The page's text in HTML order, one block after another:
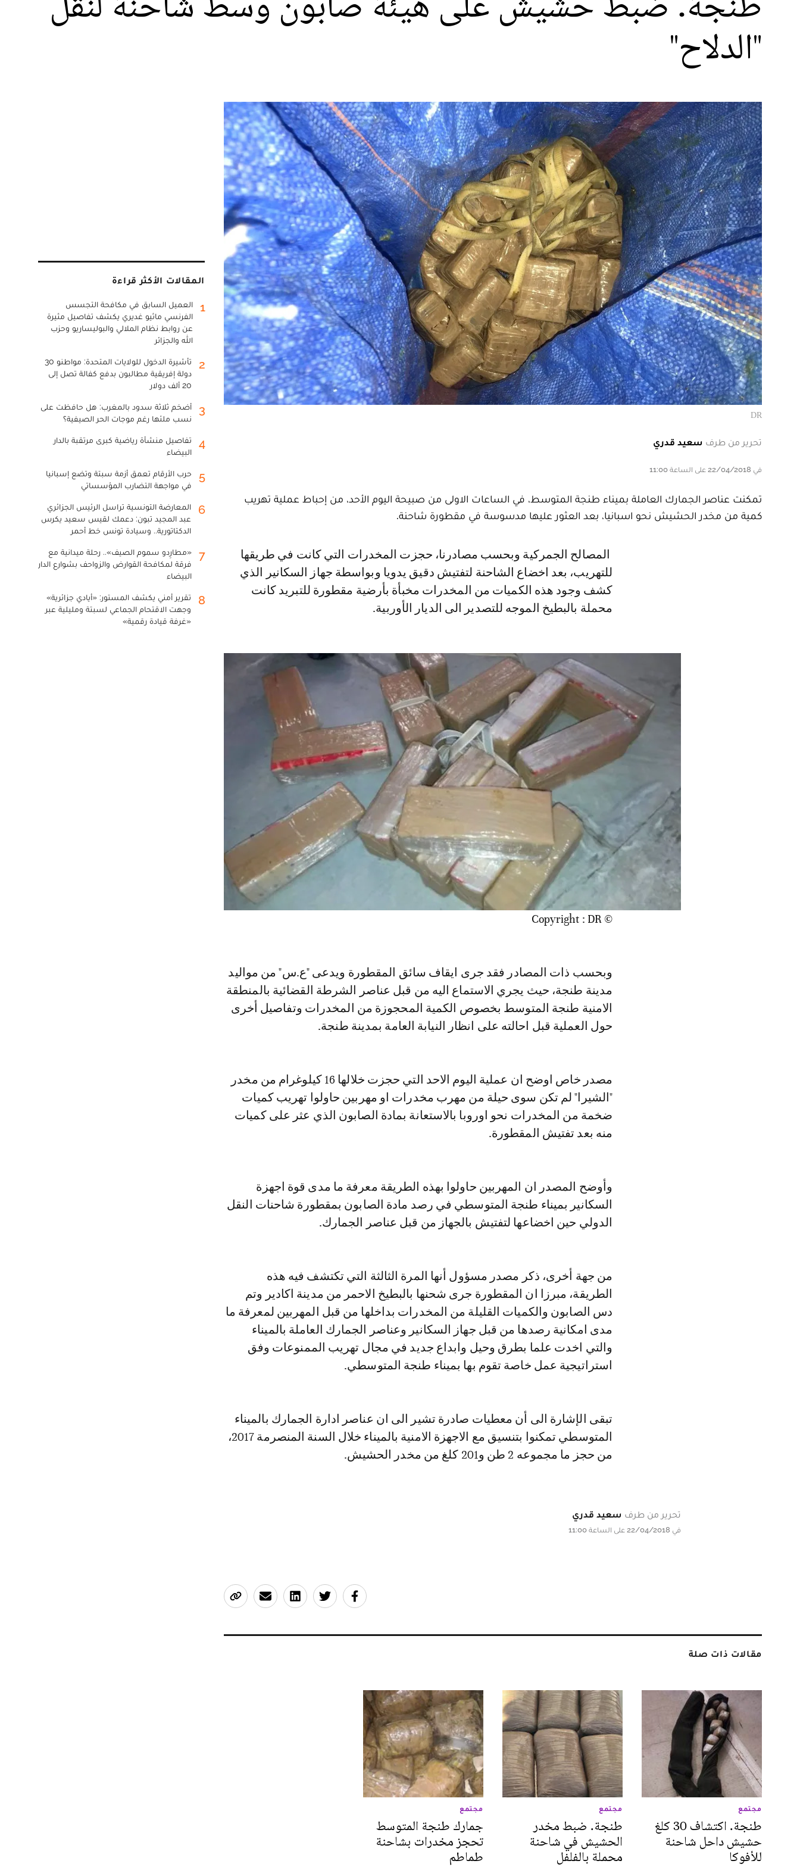
"الدلاح"
DR
تحرير من طرف سعيد قدري
في 22/04/2018 على الساعة 11:00
تمكنت عناصر الجمارك العاملة بميناء طنجة المتوسط، في الساعات الاولى من صبيحة اليوم الأحد، من إحباط عملية تهريب
كمية من مخدر الحشيش نحو اسبانيا، بعد العثور عليها مدسوسة في مقطورة شاحنة.
المصالح الجمركية وبحسب مصادرنا، حجزت المخدرات التي كانت في طريقها
للتهريب، بعد اخضاع الشاحنة لتفتيش دقيق يدويا وبواسطة جهاز السكانير الذي
كشف وجود هذه الكميات من المخدرات مخبأة بأرضية مقطورة للتبريد كانت
محملة بالبطيخ الموجه للتصدير الى الديار الأوربية.
© Copyright : DR
وبحسب ذات المصادر فقد جرى ايقاف سائق المقطورة ويدعى "ع.س" من مواليد
مدينة طنجة، حيث يجري الاستماع اليه من قبل عناصر الشرطة القضائية بالمنطقة
الامنية طنجة المتوسط بخصوص الكمية المحجوزة من المخدرات وتفاصيل أخرى
حول العملية قبل احالته على انظار النيابة العامة بمدينة طنجة.
مصدر خاص اوضح ان عملية اليوم الاحد التي حجزت خلالها 16 كيلوغرام من مخدر
"الشيرا" لم تكن سوى حيلة من مهرب مخدرات او مهربين حاولوا تهريب كميات
ضخمة من المخدرات نحو اوروبا بالاستعانة بمادة الصابون الذي عثر على كميات
منه بعد تفتيش المقطورة.
وأوضح المصدر ان المهربين حاولوا بهذه الطريقة معرفة ما مدى قوة اجهزة
السكانير بميناء طنجة المتوسطي في رصد مادة الصابون بمقطورة شاحنات النقل
الدولي حين اخضاعها لتفتيش بالجهاز من قبل عناصر الجمارك.
من جهة أخرى، ذكر مصدر مسؤول أنها المرة الثالثة التي تكتشف فيه هذه
الطريقة، مبرزا ان المقطورة جرى شحنها بالبطيخ الاحمر من مدينة اكادير وتم
دس الصابون والكميات القليلة من المخدرات بداخلها من قبل المهربين لمعرفة ما
مدى امكانية رصدها من قبل جهاز السكانير وعناصر الجمارك العاملة بالميناء
والتي اخدت علما بطرق وحيل وابداع جديد في مجال تهريب الممنوعات وفق
استراتيجية عمل خاصة تقوم بها بميناء طنجة المتوسطي.
تبقى الإشارة الى أن معطيات صادرة تشير الى ان عناصر ادارة الجمارك بالميناء
المتوسطي تمكنوا بتنسيق مع الاجهزة الامنية بالميناء خلال السنة المنصرمة 2017،
من حجز ما مجموعه 2 طن و201 كلغ من مخدر الحشيش.
تحرير من طرف سعيد قدري
في 22/04/2018 على الساعة 11:00
مقالات ذات صلة
مجتمع
طنجة. اكتشاف 30 كلغ
حشيش داحل شاحنة
للأفوكا
مجتمع
طنجة. ضبط مخدر
الحشيش في شاحنة
محملة بالفلفل
مجتمع
جمارك طنجة المتوسط
تحجز مخدرات بشاحنة
طماطم
المقالات الأكثر قراءة
1
العميل السابق في مكافحة التجسس
الفرنسي ماثيو غديري يكشف تفاصيل مثيرة
عن روابط نظام الملالي والبوليساريو وحزب
الله والجزائر
2
تأشيرة الدخول للولايات المتحدة: مواطنو 30
دولة إفريقية مطالبون بدفع كفالة تصل إلى
20 ألف دولار
3
أضخم ثلاثة سدود بالمغرب: هل حافظت على
نسب ملئها رغم موجات الحر الصيفية؟
4
تفاصيل منشأة رياضية كبرى مرتقبة بالدار
البيضاء
5
حرب الأرقام تعمق أزمة سبتة وتضع إسبانيا
في مواجهة التضارب المؤسساتي
6
المعارضة التونسية تراسل الرئيس الجزائري
عبد المجيد تبون: دعمك لقيس سعيد يكرس
الدكتاتورية.. وسيادة تونس خط أحمر
7
«مطارِدو سموم الصيف».. رحلة ميدانية مع
فرقة لمكافحة القوارض والزواحف بشوارع الدار
البيضاء
8
تقرير أمني يكشف المستور: «أيادي جزائرية»
وجهت الاقتحام الجماعي لسبتة ومليلية عبر
«غرفة قيادة رقمية»